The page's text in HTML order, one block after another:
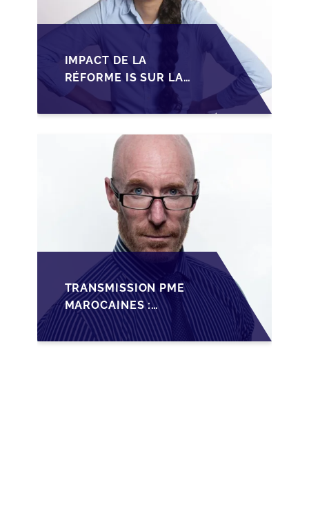
IMPACT DE LA
RÉFORME IS SUR LA
TRANSMISSION DES
PME FAMILIALES AU
TRANSMISSION PME
MAROCAINES :
SÉCURISER LA
CESSION AVEC LES